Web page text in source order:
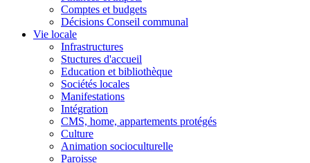
Comptes et budgets
Décisions Conseil communal
Vie locale
Infrastructures
Stuctures d'accueil
Education et bibliothèque
Sociétés locales
Manifestations
Intégration
CMS, home, appartements protégés
Culture
Animation socioculturelle
Paroisse